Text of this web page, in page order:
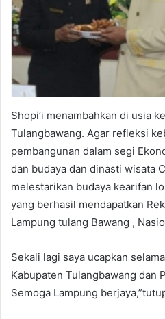
Shopi’i menambahkan di usia
Tulangbawang. Agar refleksi
pembangunan dalam segi
dan budaya dan dinasti wisata
melestarikan budaya kearifan
yang berhasil mendapatkan
Lampung tulang Bawang ,
Sekali lagi saya ucapkan
Kabupaten Tulangbawang dan
Semoga Lampung